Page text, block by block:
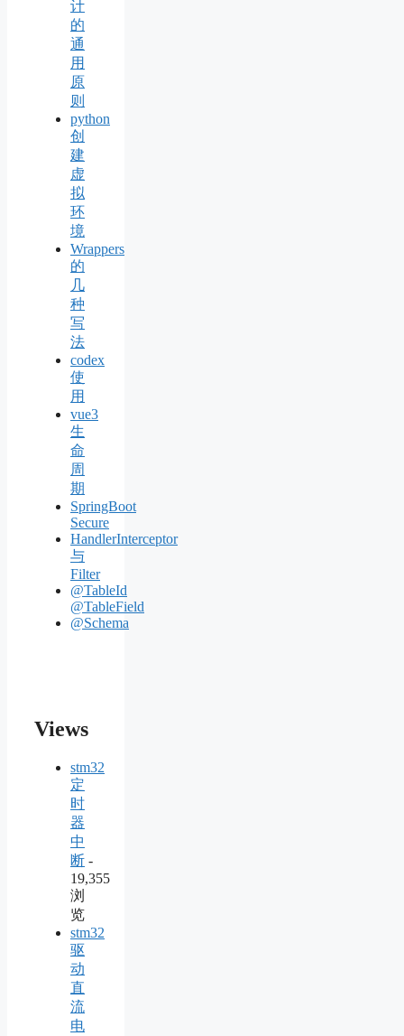
计
的
通
用
原
则
python
创
建
虚
拟
环
境
Wrappers
的
几
种
写
法
codex
使
用
vue3
生
命
周
期
SpringBoot
Secure
HandlerInterceptor
与
Filter
@TableId
@TableField
@Schema
Views
stm32
定
时
器
中
断 -
19,355
浏
览
stm32
驱
动
直
流
电